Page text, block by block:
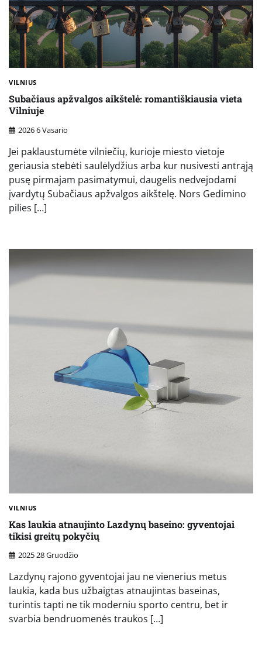
VILNIUS
Subačiaus apžvalgos aikštelė: romantiškiausia vieta
Vilniuje
2026 6 Vasario
Jei paklaustumėte vilniečių, kurioje miesto vietoje
geriausia stebėti saulėlydžius arba kur nusivesti antrąją
pusę pirmajam pasimatymui, daugelis nedvejodami
įvardytų Subačiaus apžvalgos aikštelę. Nors Gedimino
pilies […]
VILNIUS
Kas laukia atnaujinto Lazdynų baseino: gyventojai
tikisi greitų pokyčių
2025 28 Gruodžio
Lazdynų rajono gyventojai jau ne vienerius metus
laukia, kada bus užbaigtas atnaujintas baseinas,
turintis tapti ne tik moderniu sporto centru, bet ir
svarbia bendruomenės traukos […]